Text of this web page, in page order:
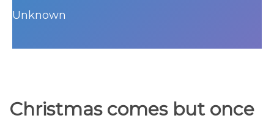
Unknown
Christmas comes but once